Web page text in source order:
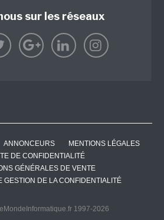
sur les réseaux
ANNONCEURS
MENTIONS LÉGALES
DE CONFIDENTIALITÉ
GÉNÉRALES DE VENTE
GESTION DE LA CONFIDENTIALITÉ
1997-2026